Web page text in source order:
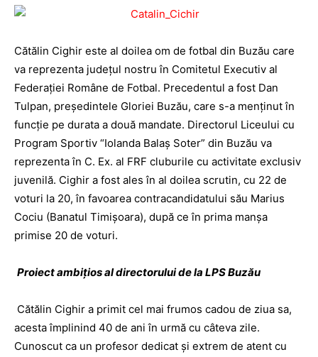
Cătălin Cighir este al doilea om de fotbal din Buzău care
va reprezenta judeţul nostru în Comitetul Executiv al
Federaţiei Române de Fotbal. Precedentul a fost Dan
Tulpan, preşedintele Gloriei Buzău, care s-a menţinut în
funcţie pe durata a două mandate. Directorul Liceului cu
Program Sportiv “Iolanda Balaş Soter” din Buzău va
reprezenta în C. Ex. al FRF cluburile cu activitate exclusiv
juvenilă. Cighir a fost ales în al doilea scrutin, cu 22 de
voturi la 20, în favoarea contracandidatului său Marius
Cociu (Banatul Timişoara), după ce în prima manşa
primise 20 de voturi.
Proiect ambiţios al directorului de la LPS Buzău
Cătălin Cighir a primit cel mai frumos cadou de ziua sa,
acesta împlinind 40 de ani în urmă cu câteva zile.
Cunoscut ca un profesor dedicat şi extrem de atent cu